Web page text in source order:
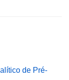
de Pré-